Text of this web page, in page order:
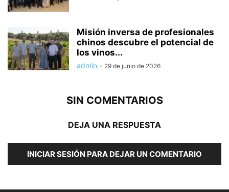
Misión inversa de profesionales
chinos descubre el potencial de
los vinos...
admin - 29 de junio de 2026
SIN COMENTARIOS
DEJA UNA RESPUESTA
INICIAR SESIÓN PARA DEJAR UN COMENTARIO